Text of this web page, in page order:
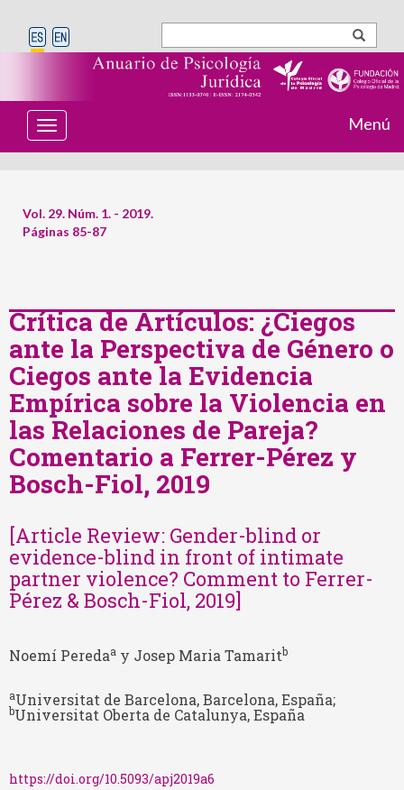
T
o
g
n
a
t
i
o
n
Menú
Vol. 29. Núm. 1. - 2019.
Páginas 85-87
Crítica de Artículos: ¿Ciegos
ante la Perspectiva de Género o
Ciegos ante la Evidencia
Empírica sobre la Violencia en
las Relaciones de Pareja?
Comentario a Ferrer-Pérez y
Bosch-Fiol, 2019
[Article Review: Gender-blind or
evidence-blind in front of intimate
partner violence? Comment to Ferrer-
Pérez & Bosch-Fiol, 2019]
Noemí Peredaa y Josep Maria Tamaritb
aUniversitat de Barcelona, Barcelona, España;
bUniversitat Oberta de Catalunya, España
https://doi.org/10.5093/apj2019a6